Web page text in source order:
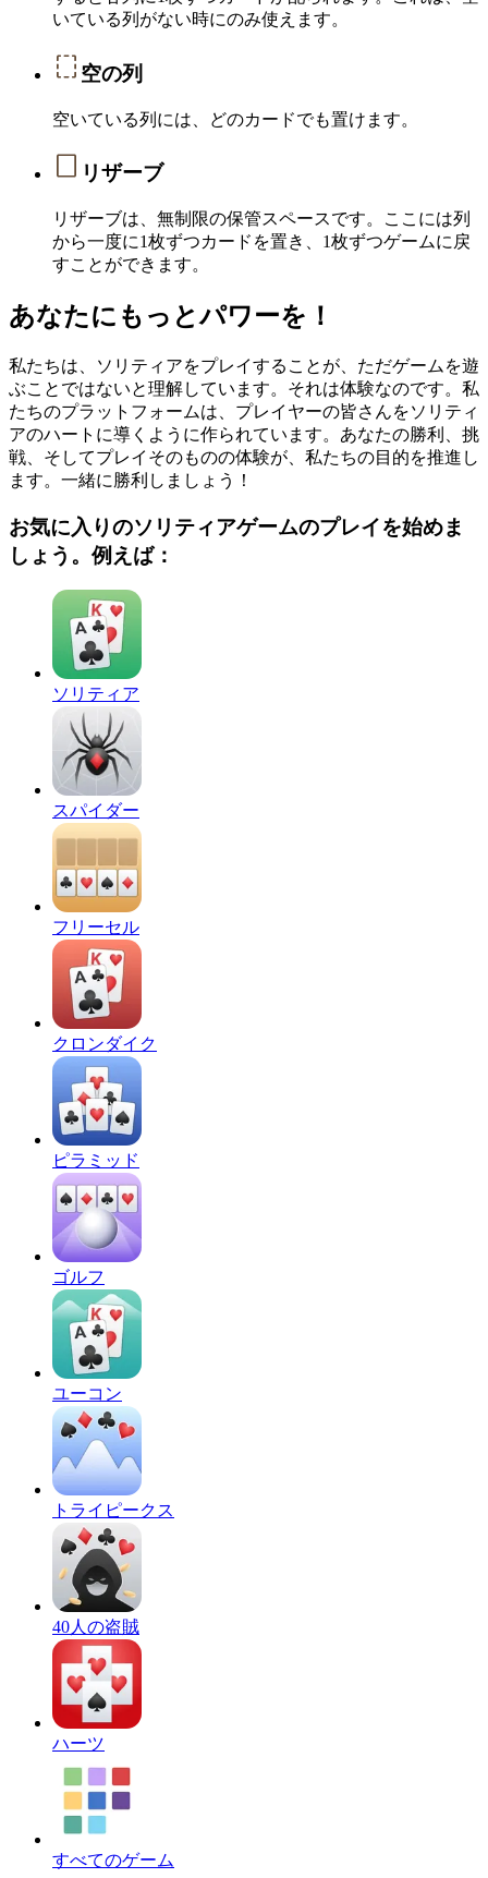
いている列がない時にのみ使えます。
空の列
空いている列には、どのカードでも置けます。
リザーブ
リザーブは、無制限の保管スペースです。ここには列
から一度に1枚ずつカードを置き、1枚ずつゲームに戻
すことができます。
あなたにもっとパワーを！
私たちは、ソリティアをプレイすることが、ただゲームを遊
ぶことではないと理解しています。それは体験なのです。私
たちのプラットフォームは、プレイヤーの皆さんをソリティ
アのハートに導くように作られています。あなたの勝利、挑
戦、そしてプレイそのものの体験が、私たちの目的を推進し
ます。一緒に勝利しましょう！
お気に入りのソリティアゲームのプレイを始めま
しょう。例えば：
ソリティア
スパイダー
フリーセル
クロンダイク
ピラミッド
ゴルフ
ユーコン
トライピークス
40人の盗賊
ハーツ
すべてのゲーム